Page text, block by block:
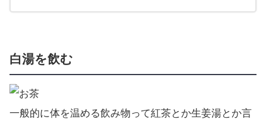
白湯を飲む
一般的に体を温める飲み物って紅茶とか生姜湯とか言